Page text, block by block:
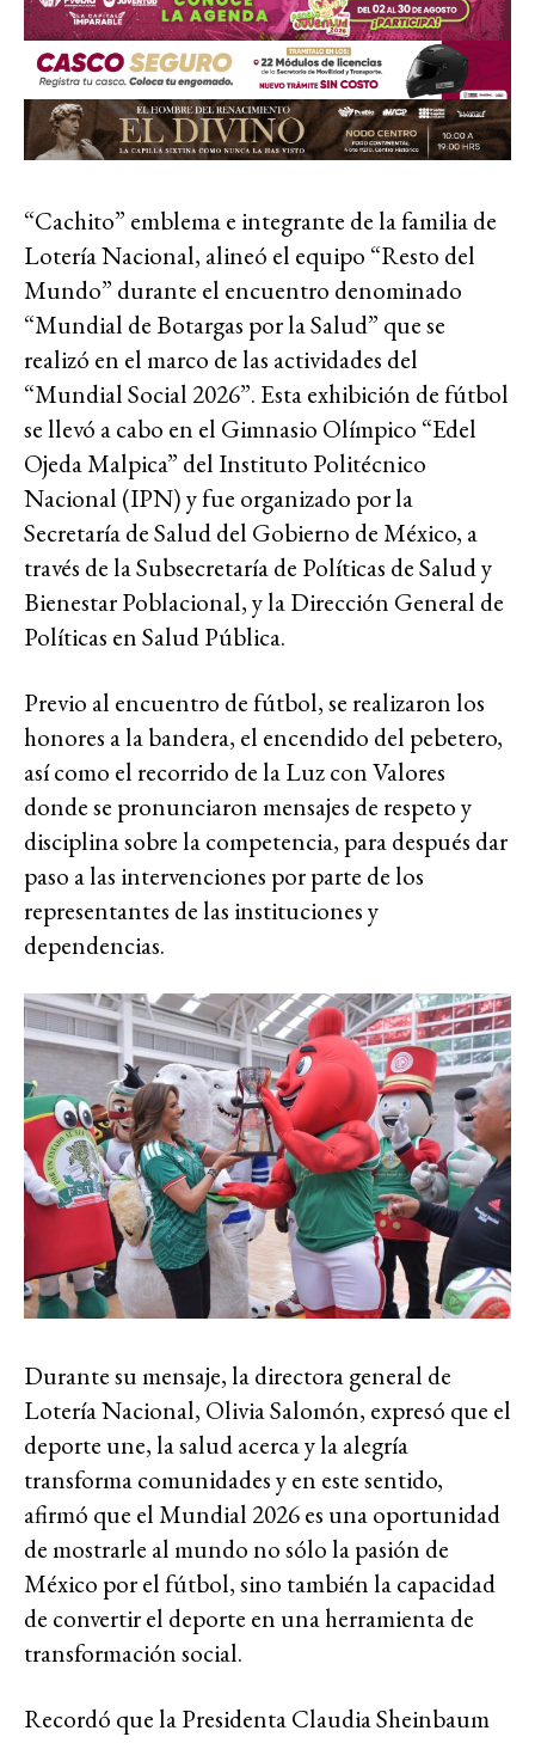
“Cachito” emblema e integrante de la familia de
Lotería Nacional, alineó el equipo “Resto del
Mundo” durante el encuentro denominado
“Mundial de Botargas por la Salud” que se
realizó en el marco de las actividades del
“Mundial Social 2026”. Esta exhibición de fútbol
se llevó a cabo en el Gimnasio Olímpico “Edel
Ojeda Malpica” del Instituto Politécnico
Nacional (IPN) y fue organizado por la
Secretaría de Salud del Gobierno de México, a
través de la Subsecretaría de Políticas de Salud y
Bienestar Poblacional, y la Dirección General de
Políticas en Salud Pública.
Previo al encuentro de fútbol, se realizaron los
honores a la bandera, el encendido del pebetero,
así como el recorrido de la Luz con Valores
donde se pronunciaron mensajes de respeto y
disciplina sobre la competencia, para después dar
paso a las intervenciones por parte de los
representantes de las instituciones y
dependencias.
Durante su mensaje, la directora general de
Lotería Nacional, Olivia Salomón, expresó que el
deporte une, la salud acerca y la alegría
transforma comunidades y en este sentido,
afirmó que el Mundial 2026 es una oportunidad
de mostrarle al mundo no sólo la pasión de
México por el fútbol, sino también la capacidad
de convertir el deporte en una herramienta de
transformación social.
Recordó que la Presidenta Claudia Sheinbaum